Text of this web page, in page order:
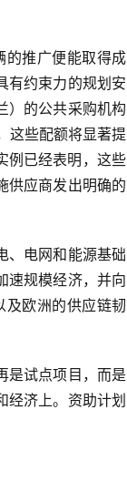
的推广便能取得成
有约束力的规划安
）的公共采购机构
这些配额将显著提
例已经表明，这些
供应商发出明确的
、电网和能源基础
速规模经济，并向
及欧洲的供应链韧
是试点项目，而是
经济上。资助计划